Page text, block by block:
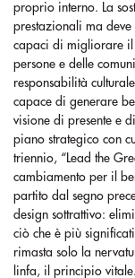
proprio interno. La
prestazionali ma
capaci di migliorare il
persone e delle
responsabilità
capace di generare
visione di presente e
piano strategico con
triennio, “Lead the
cambiamento per il
partito dal segno
design sottrattivo:
ciò che è più
rimasta solo la
linfa, il principio